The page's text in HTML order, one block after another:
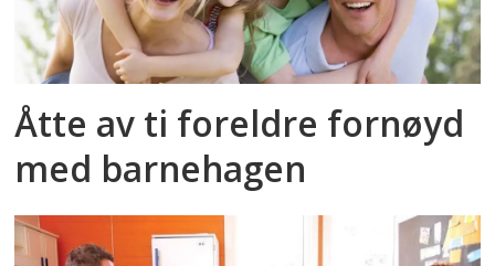
Åtte av ti foreldre fornøyd
med barnehagen